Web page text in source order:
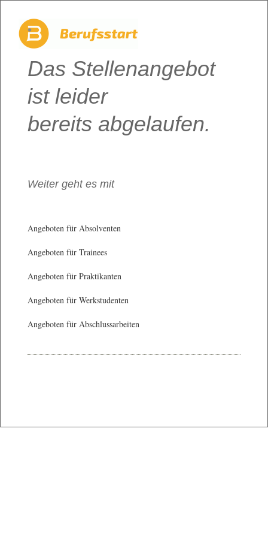
Das Stellenangebot
ist leider
bereits abgelaufen.
Weiter geht es mit
Angeboten für Absolventen
Angeboten für Trainees
Angeboten für Praktikanten
Angeboten für Werkstudenten
Angeboten für Abschlussarbeiten